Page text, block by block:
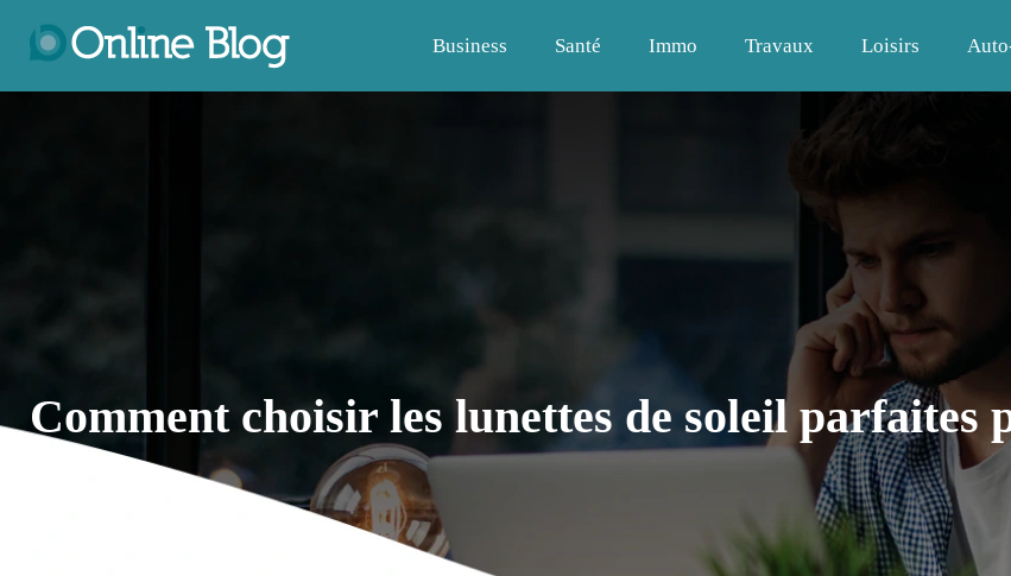
Business Santé Immo Travaux Loisirs
Comment choisir les lunettes de soleil parfaites